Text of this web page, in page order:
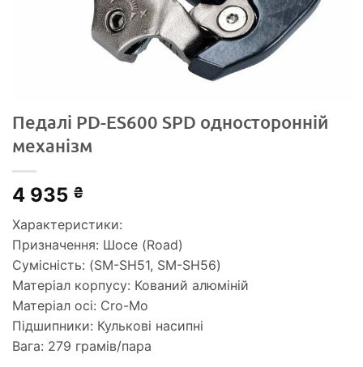
Педалі PD-ES600 SPD односторонній
механізм
4 935 ₴
Характеристики:
Призначення: Шосе (Road)
Сумісність: (SM-SH51, SM-SH56)
Матеріал корпусу: Кований алюміній
Матеріал осі: Cro-Mo
Підшипники: Кулькові насипні
Вага: 279 грамів/пара